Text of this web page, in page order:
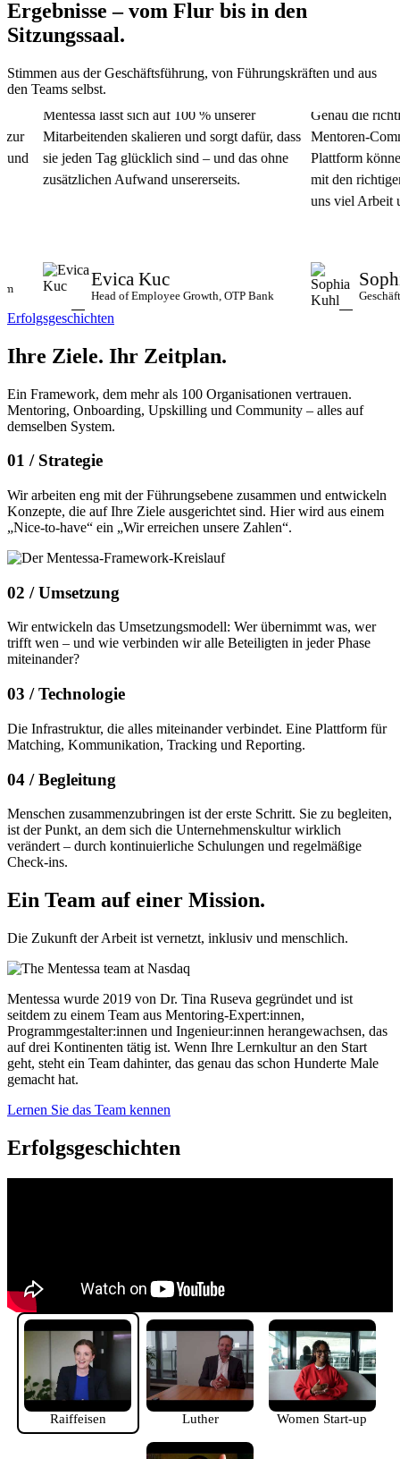
Ergebnisse – vom Flur bis in den
Sitzungssaal.
Stimmen aus der Geschäftsführung, von Führungskräften und aus
den Teams selbst.
Mentessa lässt sich auf 100 % unserer
Mitarbeitenden skalieren und sorgt dafür, dass
sie jeden Tag glücklich sind – und das ohne
zusätzlichen Aufwand unsererseits.
Evica Kuc
Head of Employee Growth, OTP Bank
Genau die
Mentoren-
Plattform
mit den richtigen
uns viel Arbeit
Erfolgsgeschichten
Ihre Ziele. Ihr Zeitplan.
Ein Framework, dem mehr als 100 Organisationen vertrauen.
Mentoring, Onboarding, Upskilling und Community – alles auf
demselben System.
01 /Strategie
Wir arbeiten eng mit der Führungsebene zusammen und entwickeln
Konzepte, die auf Ihre Ziele ausgerichtet sind. Hier wird aus einem
„Nice-to-have“ ein „Wir erreichen unsere Zahlen“.
02 /Umsetzung
Wir entwickeln das Umsetzungsmodell: Wer übernimmt was, wer
trifft wen – und wie verbinden wir alle Beteiligten in jeder Phase
miteinander?
03 /Technologie
Die Infrastruktur, die alles miteinander verbindet. Eine Plattform für
Matching, Kommunikation, Tracking und Reporting.
04 /Begleitung
Menschen zusammenzubringen ist der erste Schritt. Sie zu begleiten,
ist der Punkt, an dem sich die Unternehmenskultur wirklich
verändert – durch kontinuierliche Schulungen und regelmäßige
Check-ins.
Ein Team auf einer Mission.
Die Zukunft der Arbeit ist vernetzt, inklusiv und menschlich.
Mentessa wurde 2019 von Dr. Tina Ruseva gegründet und ist
seitdem zu einem Team aus Mentoring-Expert:innen,
Programmgestalter:innen und Ingenieur:innen herangewachsen, das
auf drei Kontinenten tätig ist. Wenn Ihre Lernkultur an den Start
geht, steht ein Team dahinter, das genau das schon Hunderte Male
gemacht hat.
Lernen Sie das Team kennen
Erfolgsgeschichten
Raiffeisen Luther Women Start-up